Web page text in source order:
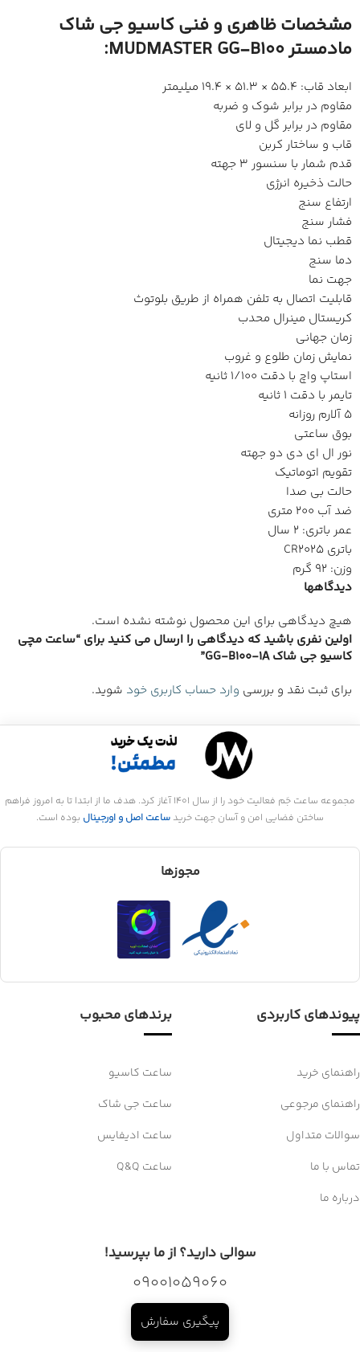
مشخصات ظاهری و فنی کاسیو جی شاک
مادمستر MUDMASTER GG-B100:
ابعاد قاب: 55.4 × 51.3 × 19.4 میلیمتر
مقاوم در برابر شوک و ضربه
مقاوم در برابر گل و لای
قاب و ساختار کربن
قدم شمار با سنسور 3 جهته
حالت ذخیره انرژی
ارتفاع سنج
فشار سنج
قطب نما دیجیتال
دما سنج
جهت نما
قابلیت اتصال به تلفن همراه از طریق بلوتوث
کریستال مینرال محدب
زمان جهانی
نمایش زمان طلوع و غروب
استاپ واچ با دقت 1/100 ثانیه
تایمر با دقت 1 ثانیه
5 آلارم روزانه
بوق ساعتی
نور ال ای دی دو جهته
تقویم اتوماتیک
حالت بی صدا
ضد آب 200 متری
عمر باتری: 2 سال
باتری CR2025
وزن: 92 گرم
دیدگاهها
هیچ دیدگاهی برای این محصول نوشته نشده است.
اولین نفری باشید که دیدگاهی را ارسال می کنید برای “ساعت مچی
کاسیو جی شاک GG-B100-1A”
برای ثبت نقد و بررسی وارد حساب کاربری خود شوید.
مجموعه ساعت جَم فعالیت خود را از سال 1401 آغاز کرد. هدف ما از ابتدا تا به امروز فراهم
ساختن فضایی امن و آسان جهت خرید ساعت اصل و اورجینال بوده است.
مجوزها
پیوندهای کاربردی
راهنمای خرید
راهنمای مرجوعی
سوالات متداول
تماس با ما
درباره ما
برندهای محبوب
ساعت کاسیو
ساعت جی شاک
ساعت ادیفایس
ساعت Q&Q
سوالی دارید؟ از ما بپرسید!
09001059060
پیگیری سفارش